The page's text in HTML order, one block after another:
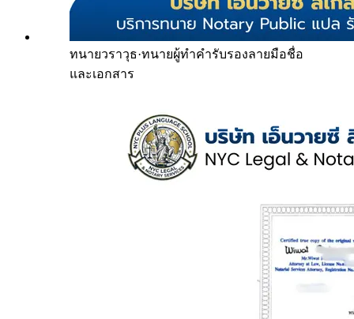
ทนายวราวุธ·ทนายผู้ทำคำรับรองลายมือชื่อ
และเอกสาร